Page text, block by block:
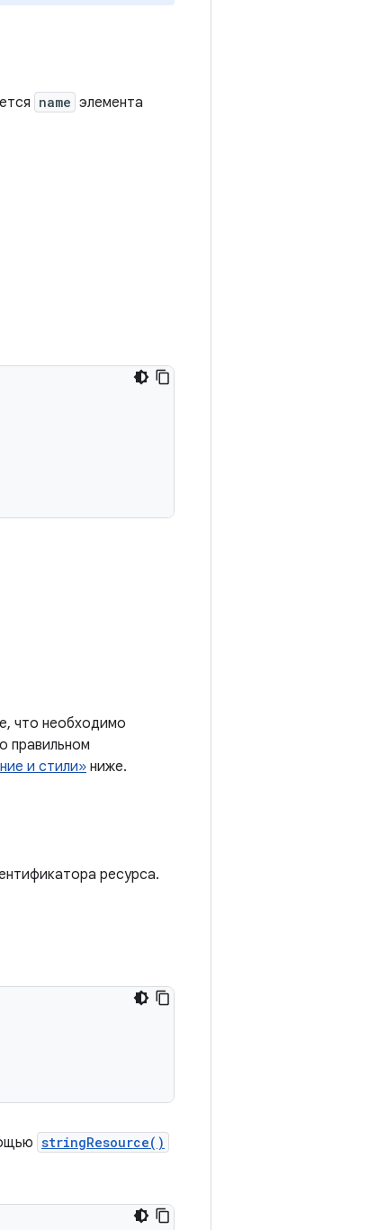
name элемента
что необходимо
правильном
и стили» ниже.
ресурса.
stringResource()